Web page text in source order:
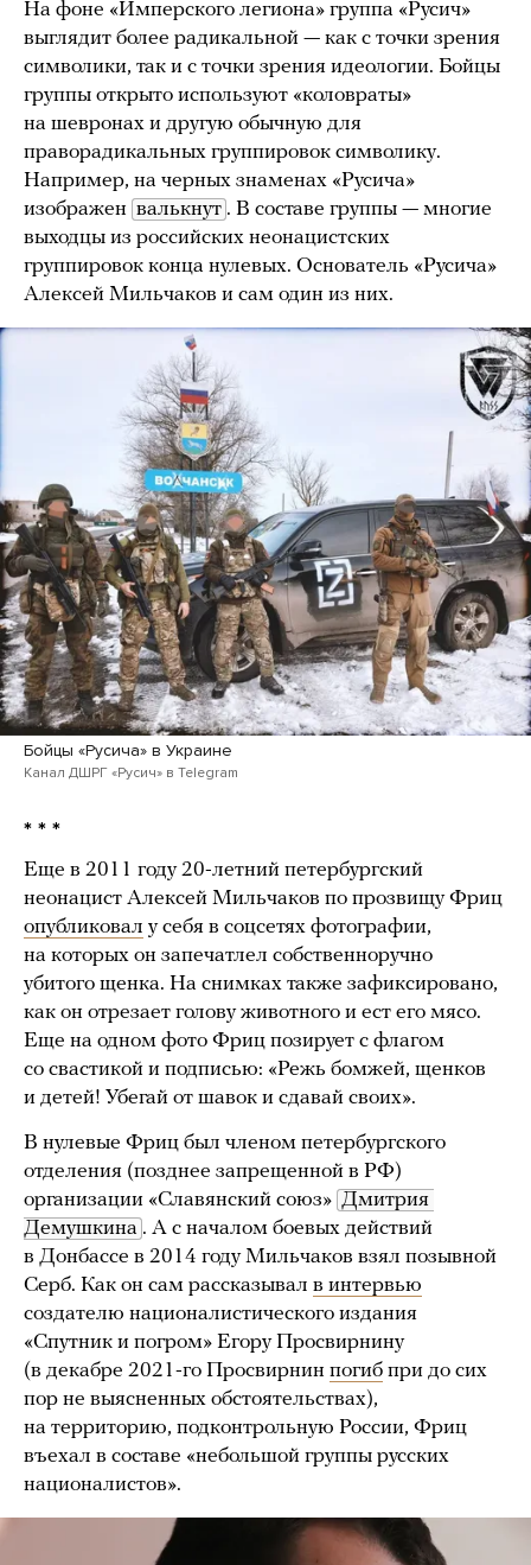
На фоне «Имперского легиона» группа «Русич»
выглядит более радикальной — как с точки зрения
символики, так и с точки зрения идеологии. Бойцы
группы открыто используют «коловраты»
на шевронах и другую обычную для
праворадикальных группировок символику.
Например, на черных знаменах «Русича»
изображен валькнут . В составе группы — многие
выходцы из российских неонацистских
группировок конца нулевых. Основатель «Русича»
Алексей Мильчаков и сам один из них.
Бойцы «Русича» в Украине
Канал ДШРГ «Русич» в Telegram
* * *
Еще в 2011 году 20-летний петербургский
неонацист Алексей Мильчаков по прозвищу Фриц
опубликовал у себя в соцсетях фотографии,
на которых он запечатлел собственноручно
убитого щенка. На снимках также зафиксировано,
как он отрезает голову животного и ест его мясо.
Еще на одном фото Фриц позирует с флагом
со свастикой и подписью: «Режь бомжей, щенков
и детей! Убегай от шавок и сдавай своих».
В нулевые Фриц был членом петербургского
отделения (позднее запрещенной в РФ)
организации «Славянский союз» Дмитрия
Демушкина . А с началом боевых действий
в Донбассе в 2014 году Мильчаков взял позывной
Серб. Как он сам рассказывал в интервью
создателю националистического издания
«Спутник и погром» Егору Просвирнину
(в декабре 2021-го Просвирнин погиб при до сих
пор не выясненных обстоятельствах),
на территорию, подконтрольную России, Фриц
въехал в составе «небольшой группы русских
националистов».